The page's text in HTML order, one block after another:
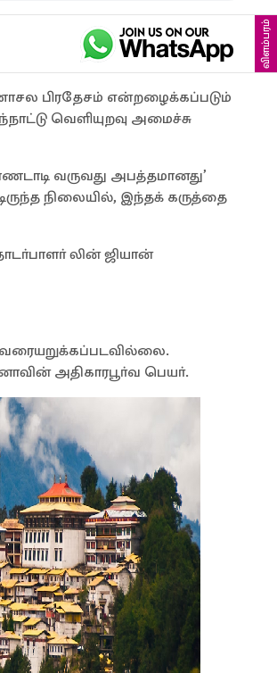
விளம்பரம்
பிரதேசம் என்றழைக்கப்படும்
வெளியுறவு அமைச்சு
வருவது அபத்தமானது’
நிலையில், இந்தக் கருத்தை
லின் ஜியான்
அதிகாரபூா்வ பெயா்.